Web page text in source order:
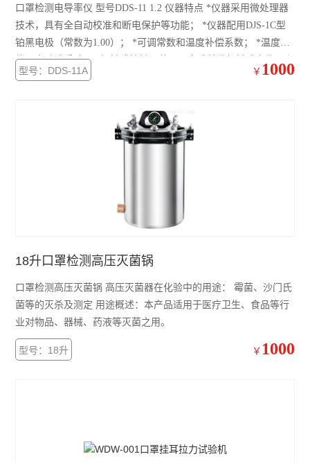
口罩检测电导率仪 型号DDS-11 1.2 仪器特点 *仪器采用微处理器
技术，具有全自动校准和断电保护等功能； *仪器配用DJS-1C型
铂黑电极（常数为1.00）； *可调常数和温度补偿系数； *温度补
偿可自动或手动； *轻触式按键调节器，完成替代机械式电位器和
波段切换开关，操作方便。 *仪器采用双显示功能（0.56'LED显示
型号：DDS-11A ￥ 1000
18升口罩检测高压灭菌锅
口罩检测高压灭菌锅 高压灭菌器在化验中的用途： 霉菌、沙门氏
菌等的灭杀及测定 用途概述：本产品适用于医疗卫生、食品等行
业对物品、器械、药液等灭菌之用。
型号：18升 ￥ 1000